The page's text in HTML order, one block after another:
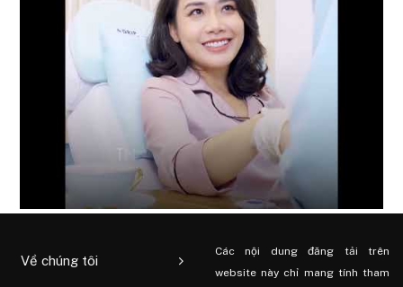
Về chúng tôi
Các nội dung đăng tải trên
website này chỉ mang tính tham